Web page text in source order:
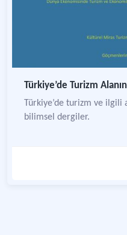
Türkiye’de Turizm
Türkiye’de turizm ve ilgili
bilimsel dergiler.